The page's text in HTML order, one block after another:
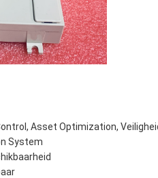
Asset Optimization,
System